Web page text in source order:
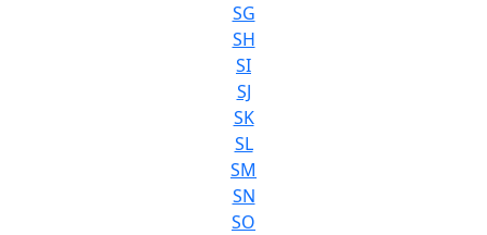
SG
SH
SI
SJ
SK
SL
SM
SN
SO